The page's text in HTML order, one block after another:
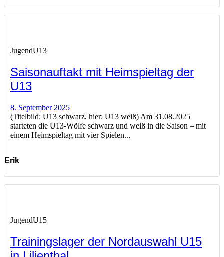
JugendU13
Saisonauftakt mit Heimspieltag der
U13
8. September 2025
(Titelbild: U13 schwarz, hier: U13 weiß) Am 31.08.2025
starteten die U13-Wölfe schwarz und weiß in die Saison – mit
einem Heimspieltag mit vier Spielen...
Erik
JugendU15
Trainingslager der Nordauswahl U15